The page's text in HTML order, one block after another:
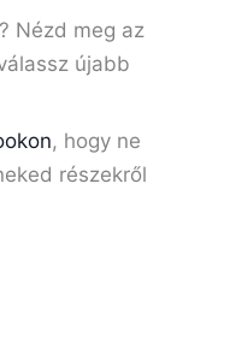
Nézd meg az
újabb
, hogy ne
részekről